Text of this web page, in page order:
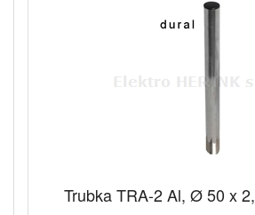
Trubka TRA-2 Al, Ø 50 x